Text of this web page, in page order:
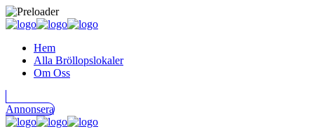
Hem
Alla Bröllopslokaler
Om Oss
Annonsera